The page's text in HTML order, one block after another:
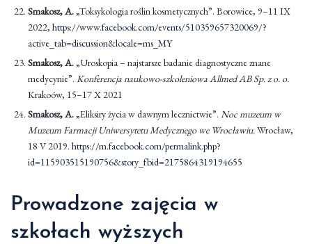
Smakosz,A.„Toksykologia roślin kosmetycznych”. Borowice, 9–11 IX
2022, https://www.facebook.com/events/510359657320069/?
active_tab=discussion&locale=ms_MY
Smakosz, A.„Uroskopia – najstarsze badanie diagnostyczne znane
medycynie”. Konferencja naukowo-szkoleniowa Allmed AB Sp. z o. o.
Krakoów, 15–17 X 2021
Smakosz, A.„Eliksiry życia w dawnym lecznictwie”. Noc muzeum w
Muzeum Farmacji Uniwersytetu Medycznego we Wrocławiu.Wrocław,
18 V 2019. https://m.facebook.com/permalink.php?
id=115903515190756&story_fbid=2175864319194655
Prowadzone zajęcia w
szkołach wyższych